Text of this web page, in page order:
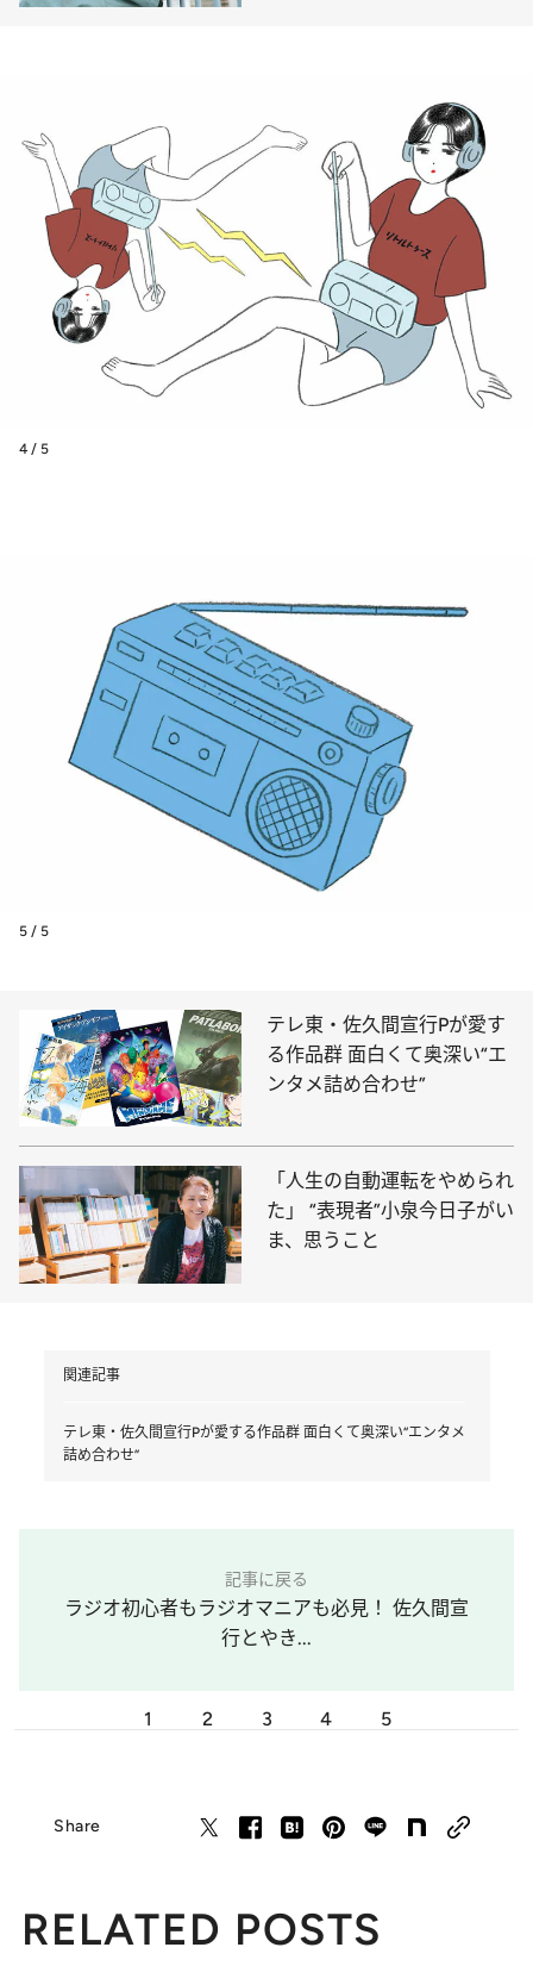
4 / 5
5 / 5
テレ東・佐久間宣行Pが愛す
る作品群 面白くて奥深い“エ
ンタメ詰め合わせ”
「人生の自動運転をやめられ
た」 “表現者”小泉今日子がい
ま、思うこと
関連記事
テレ東・佐久間宣行Pが愛する作品群 面白くて奥深い“エンタメ
詰め合わせ”
記事に戻る
ラジオ初心者もラジオマニアも必見！ 佐久間宣
行とやき...
1 2 3 4 5
Share
RELATED POSTS